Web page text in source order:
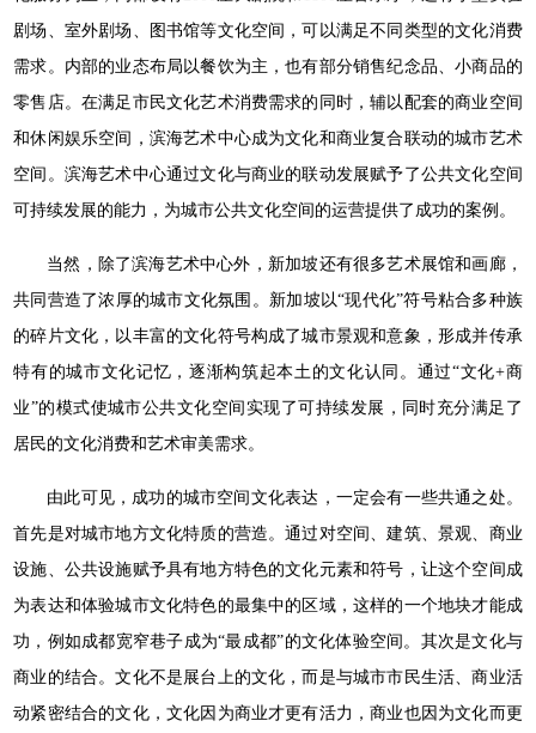
剧场、室外剧场、图书馆等文化空间，可以满足不同类型的文化消费
需求。内部的业态布局以餐饮为主，也有部分销售纪念品、小商品的
零售店。在满足市民文化艺术消费需求的同时，辅以配套的商业空间
和休闲娱乐空间，滨海艺术中心成为文化和商业复合联动的城市艺术
空间。滨海艺术中心通过文化与商业的联动发展赋予了公共文化空间
可持续发展的能力，为城市公共文化空间的运营提供了成功的案例。
当然，除了滨海艺术中心外，新加坡还有很多艺术展馆和画廊，
共同营造了浓厚的城市文化氛围。新加坡以“现代化”符号粘合多种族
的碎片文化，以丰富的文化符号构成了城市景观和意象，形成并传承
特有的城市文化记忆，逐渐构筑起本土的文化认同。通过“文化+商
业”的模式使城市公共文化空间实现了可持续发展，同时充分满足了
居民的文化消费和艺术审美需求。
由此可见，成功的城市空间文化表达，一定会有一些共通之处。
首先是对城市地方文化特质的营造。通过对空间、建筑、景观、商业
设施、公共设施赋予具有地方特色的文化元素和符号，让这个空间成
为表达和体验城市文化特色的最集中的区域，这样的一个地块才能成
功，例如成都宽窄巷子成为“最成都”的文化体验空间。其次是文化与
商业的结合。文化不是展台上的文化，而是与城市市民生活、商业活
动紧密结合的文化，文化因为商业才更有活力，商业也因为文化而更